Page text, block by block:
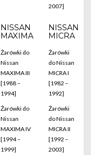
2007]
NISSAN
MAXIMA
Żarówki do
Nissan
MAXIMA III
[1988 –
1994]
Żarówki do
Nissan
MAXIMA IV
[1994 –
1999]
NISSAN
MICRA
Żarówki
do Nissan
MICRA I
[1982 –
1992]
Żarówki
do Nissan
MICRA II
[1992 –
2003]